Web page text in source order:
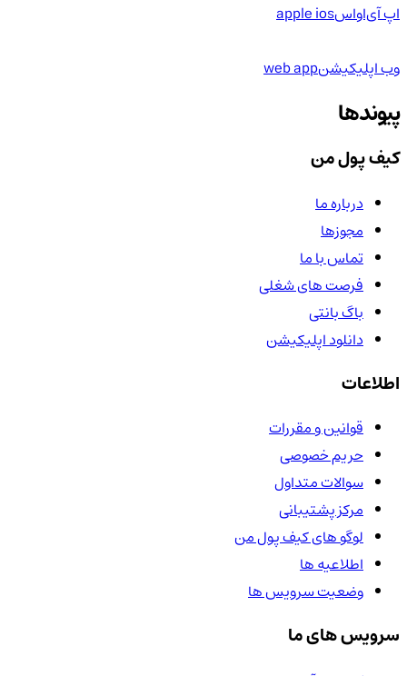
اپ آی‌او‌اسapple ios
وب اپلیکیشنweb app
پیوندها
کیف پول من
درباره ما
مجوزها
تماس با ما
فرصت های شغلی
باگ بانتی
دانلود اپلیکیشن
اطلاعات
قوانین و مقررات
حریم خصوصی
سوالات متداول
مرکز پشتیبانی
لوگو های کیف پول من
اطلاعیه ها
وضعیت سرویس ها
سرویس های ما